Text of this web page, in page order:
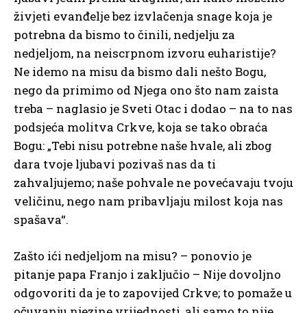
živjeti evanđelje bez izvlačenja snage koja je
potrebna da bismo to činili, nedjelju za
nedjeljom, na neiscrpnom izvoru euharistije?
Ne idemo na misu da bismo dali nešto Bogu,
nego da primimo od Njega ono što nam zaista
treba – naglasio je Sveti Otac i dodao – na to nas
podsjeća molitva Crkve, koja se tako obraća
Bogu: „Tebi nisu potrebne naše hvale, ali zbog
dara tvoje ljubavi pozivaš nas da ti
zahvaljujemo; naše pohvale ne povećavaju tvoju
veličinu, nego nam pribavljaju milost koja nas
spašava“.
Zašto ići nedjeljom na misu? – ponovio je
pitanje papa Franjo i zaključio – Nije dovoljno
odgovoriti da je to zapovijed Crkve; to pomaže u